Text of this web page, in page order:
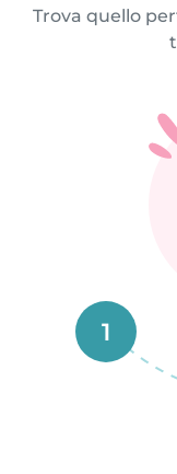
Trova quello
1